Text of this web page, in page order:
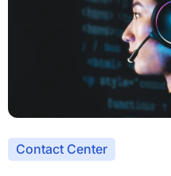
Contact Center